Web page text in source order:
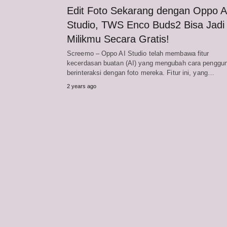
Edit Foto Sekarang dengan Oppo
Studio, TWS Enco Buds2 Bisa Jadi
Milikmu Secara Gratis!
Screemo – Oppo AI Studio telah membawa fitur
kecerdasan buatan (AI) yang mengubah cara
berinteraksi dengan foto mereka. Fitur ini, yang…
2 years ago